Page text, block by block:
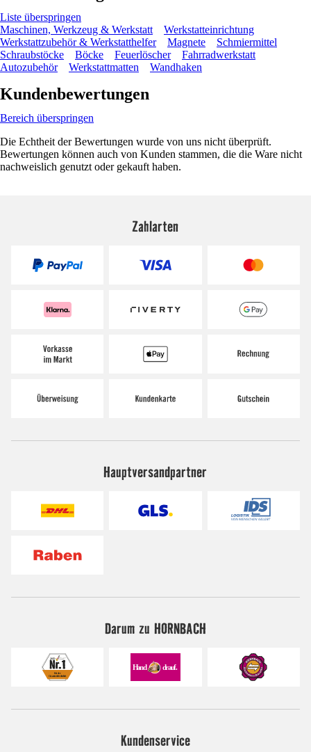
Liste überspringen
Maschinen, Werkzeug & Werkstatt
Werkstatteinrichtung
Werkstattzubehör & Werkstatthelfer
Magnete
Schmiermittel
Schraubstöcke
Böcke Feuerlöscher
Fahrradwerkstatt
Autozubehör
Werkstattmatten Wandhaken
Kundenbewertungen
Bereich überspringen
Die Echtheit der Bewertungen wurde von uns nicht überprüft.
Bewertungen können auch von Kunden stammen, die die Ware nicht
nachweislich genutzt oder gekauft haben.
Zahlarten
Hauptversandpartner
Darum zu HORNBACH
Kundenservice